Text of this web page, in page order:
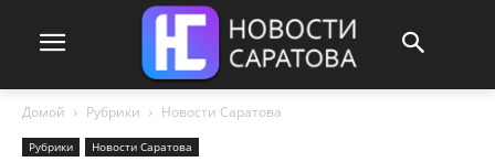
Домой Рубрики Новости Саратова
Рубрики Новости Саратова